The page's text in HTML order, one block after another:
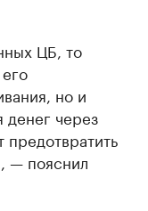
ЦБ, то
но и
денег через
предотвратить
— пояснил